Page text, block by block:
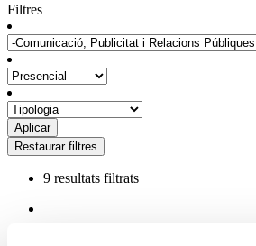
Filtres
9 resultats filtrats